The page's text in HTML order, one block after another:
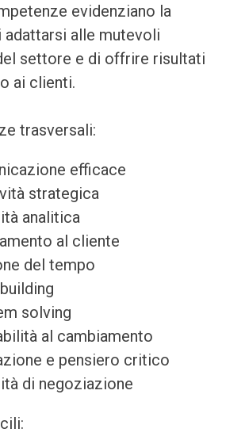
evidenziano la
adattarsi alle mutevoli
settore e di offrire risultati
ai clienti.
trasversali:
efficace
strategica
analitica
al cliente
del tempo
solving
al cambiamento
e pensiero critico
di negoziazione